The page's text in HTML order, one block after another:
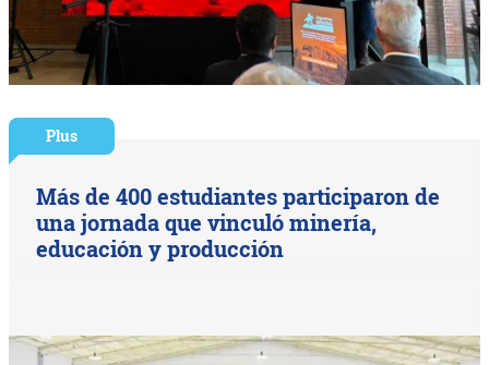
Plus
Más de 400 estudiantes participaron de
una jornada que vinculó minería,
educación y producción